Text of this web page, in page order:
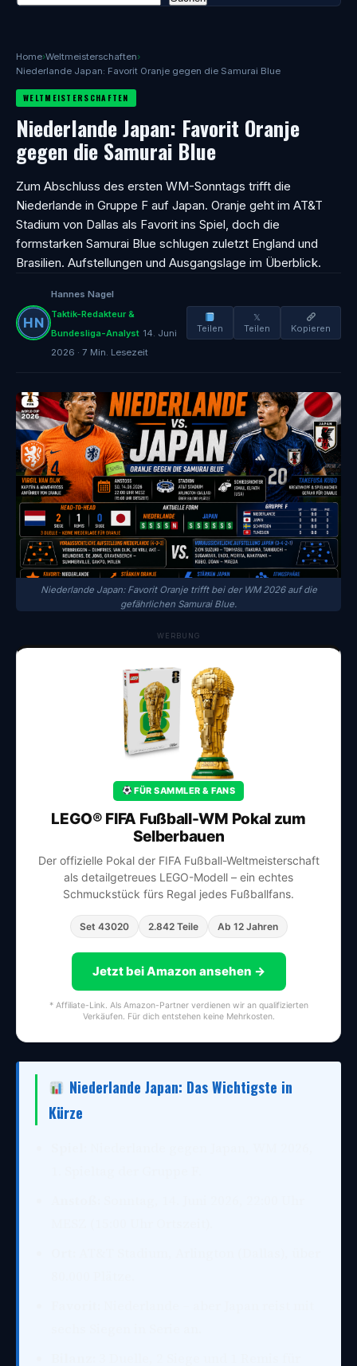
Home›Weltmeisterschaften›
Niederlande Japan: Favorit Oranje gegen die Samurai Blue
WELTMEISTERSCHAFTEN
Niederlande Japan: Favorit Oranje
gegen die Samurai Blue
Zum Abschluss des ersten WM-Sonntags trifft die
Niederlande in Gruppe F auf Japan. Oranje geht im AT&T
Stadium von Dallas als Favorit ins Spiel, doch die
formstarken Samurai Blue schlugen zuletzt England und
Brasilien. Aufstellungen und Ausgangslage im Überblick.
Hannes Nagel
Taktik-Redakteur &
Bundesliga-Analyst 14. Juni
2026 · 7 Min. Lesezeit
Teilen
𝕏
Teilen
Kopieren
Niederlande Japan: Favorit Oranje trifft bei der WM 2026 auf die
gefährlichen Samurai Blue.
WERBUNG
FÜR SAMMLER & FANS
LEGO® FIFA Fußball-WM Pokal zum
Selberbauen
Der offizielle Pokal der FIFA Fußball-Weltmeisterschaft
als detailgetreues LEGO-Modell – ein echtes
Schmuckstück fürs Regal jedes Fußballfans.
Set 43020 2.842 Teile Ab 12 Jahren
Jetzt bei Amazon ansehen →
* Affiliate-Link. Als Amazon-Partner verdienen wir an qualifizierten
Verkäufen. Für dich entstehen keine Mehrkosten.
Niederlande Japan: Das Wichtigste in
Kürze